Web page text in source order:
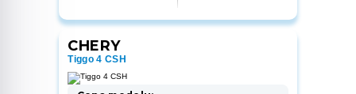
CHERY
Tiggo 4 CSH